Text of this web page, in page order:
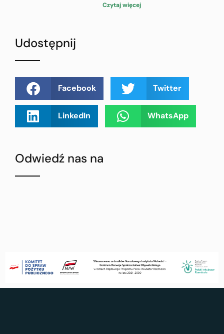
Czytaj więcej
Udostępnij
Facebook Twitter
LinkedIn WhatsApp
Odwiedź nas na